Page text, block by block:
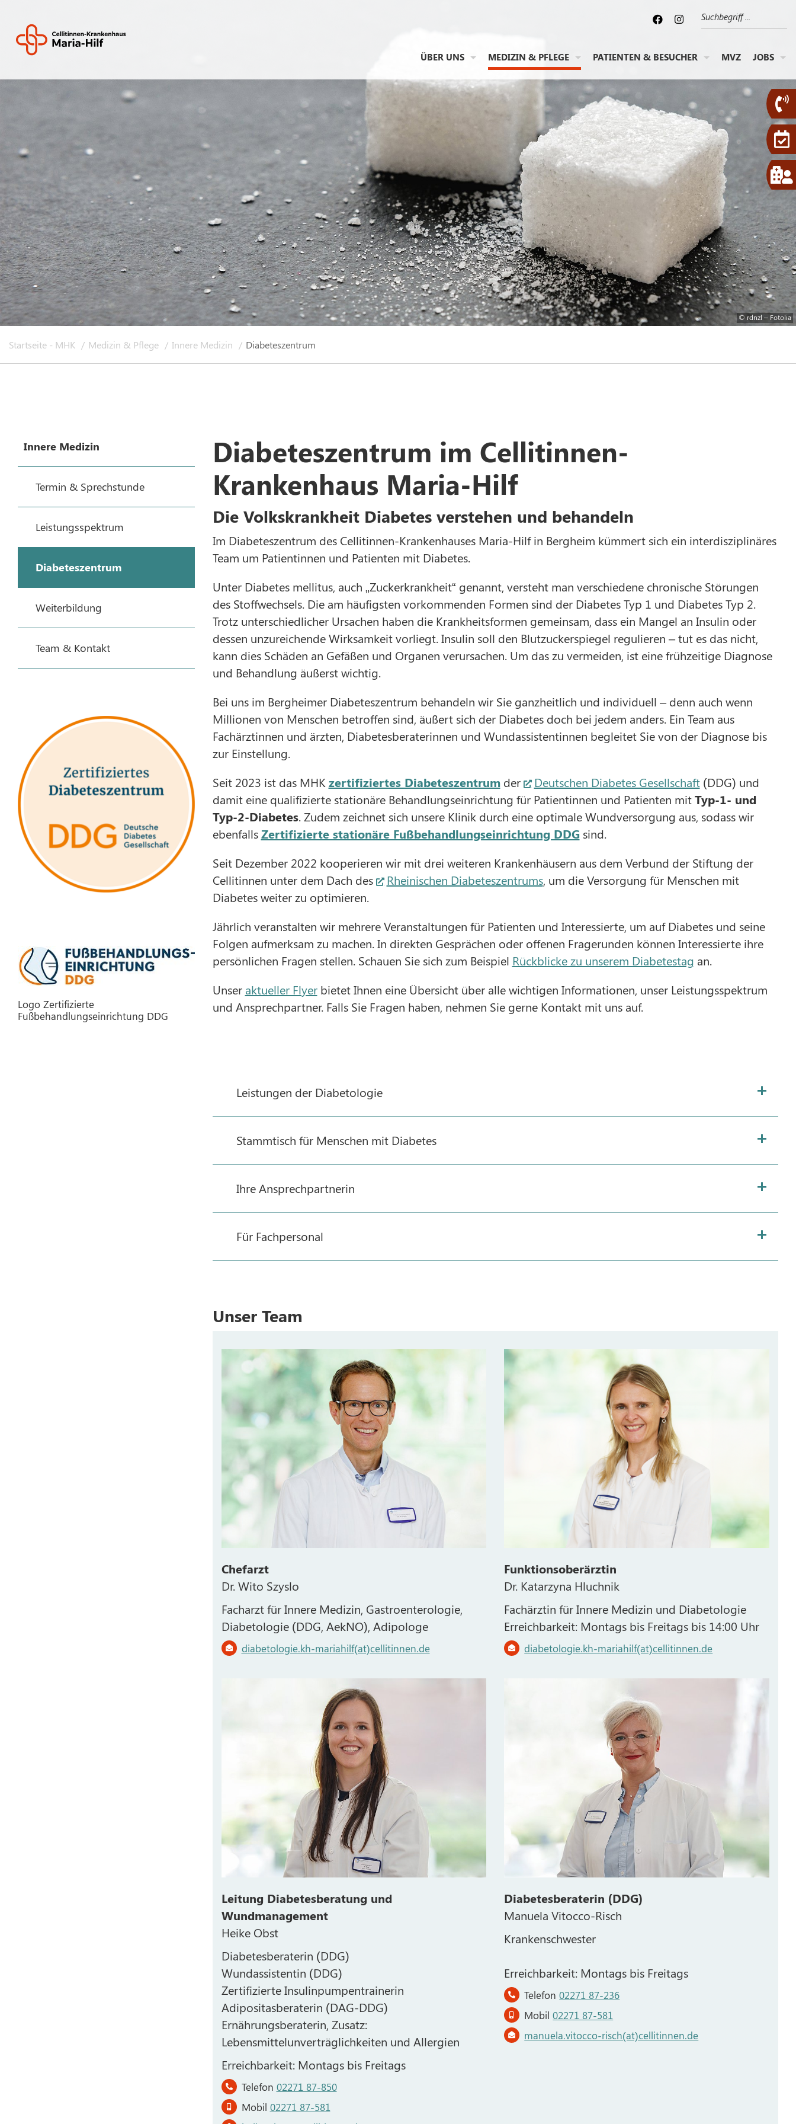
Suche
ÜBER UNS MEDIZIN & PFLEGE PATIENTEN & BESUCHER MVZ JOBS
© rdnzl – Fotolia
Startseite - MHK Medizin & Pflege Innere Medizin Diabeteszentrum
Innere Medizin
Termin & Sprechstunde
Leistungsspektrum
Diabeteszentrum
Weiterbildung
Team & Kontakt
Logo Zertifizierte
Fußbehandlungseinrichtung DDG
Diabeteszentrum im Cellitinnen-
Krankenhaus Maria-Hilf
Die Volkskrankheit Diabetes verstehen und behandeln
Im Diabeteszentrum des Cellitinnen-Krankenhauses Maria-Hilf in Bergheim kümmert sich ein interdisziplinäres
Team um Patientinnen und Patienten mit Diabetes.
Unter Diabetes mellitus, auch „Zuckerkrankheit“ genannt, versteht man verschiedene chronische Störungen
des Stoffwechsels. Die am häufigsten vorkommenden Formen sind der Diabetes Typ 1 und Diabetes Typ 2.
Trotz unterschiedlicher Ursachen haben die Krankheitsformen gemeinsam, dass ein Mangel an Insulin oder
dessen unzureichende Wirksamkeit vorliegt. Insulin soll den Blutzuckerspiegel regulieren – tut es das nicht,
kann dies Schäden an Gefäßen und Organen verursachen. Um das zu vermeiden, ist eine frühzeitige Diagnose
und Behandlung äußerst wichtig.
Bei uns im Bergheimer Diabeteszentrum behandeln wir Sie ganzheitlich und individuell – denn auch wenn
Millionen von Menschen betroffen sind, äußert sich der Diabetes doch bei jedem anders. Ein Team aus
Fachärztinnen und ärzten, Diabetesberaterinnen und Wundassistentinnen begleitet Sie von der Diagnose bis
zur Einstellung.
Seit 2023 ist das MHK zertifiziertes Diabeteszentrumder Deutschen Diabetes Gesellschaft(DDG) und
damit eine qualifizierte stationäre Behandlungseinrichtung für Patientinnen und Patienten mitTyp-1- und
Typ-2-Diabetes. Zudem zeichnet sich unsere Klinik durch eine optimale Wundversorgung aus, sodass wir
ebenfallsZertifizierte stationäre Fußbehandlungseinrichtung DDG sind.
Seit Dezember 2022 kooperieren wir mit drei weiteren Krankenhäusern aus dem Verbund der Stiftung der
Cellitinnen unter dem Dach des
Rheinischen Diabeteszentrums, um die Versorgung für Menschen mit
Diabetes weiter zu optimieren.
Jährlich veranstalten wir mehrere Veranstaltungen für Patienten und Interessierte, um auf Diabetes und seine
Folgen aufmerksam zu machen. In direkten Gesprächen oder offenen Fragerunden können Interessierte ihre
persönlichen Fragen stellen. Schauen Sie sich zum Beispiel Rückblicke zu unserem Diabetestag an.
Unser aktueller Flyerbietet Ihnen eine Übersicht über alle wichtigen Informationen, unser Leistungsspektrum
und Ansprechpartner. Falls Sie Fragen haben, nehmen Sie gerne Kontakt mit uns auf.
Leistungen der Diabetologie
Stammtisch für Menschen mit Diabetes
Ihre Ansprechpartnerin
Für Fachpersonal
Unser Team
Chefarzt
Dr. Wito Szyslo
Facharzt für Innere Medizin, Gastroenterologie,
Diabetologie (DDG, AekNO), Adipologe
diabetologie.kh-mariahilf(at)cellitinnen.de
Funktionsoberärztin
Dr. Katarzyna Hluchnik
Fachärztin für Innere Medizin und Diabetologie
Erreichbarkeit: Montags bis Freitags bis 14:00 Uhr
diabetologie.kh-mariahilf(at)cellitinnen.de
Leitung Diabetesberatung und
Wundmanagement
Heike Obst
Diabetesberaterin (DDG)
Wundassistentin (DDG)
Zertifizierte Insulinpumpentrainerin
Adipositasberaterin (DAG-DDG)
Ernährungsberaterin, Zusatz:
Lebensmittelunverträglichkeiten und Allergien
Erreichbarkeit: Montags bis Freitags
Telefon 02271 87-850
Mobil 02271 87-581
Diabetesberaterin (DDG)
Manuela Vitocco-Risch
Krankenschwester
Erreichbarkeit: Montags bis Freitags
Telefon02271 87-236
Mobil02271 87-581
manuela.vitocco-risch(at)cellitinnen.de